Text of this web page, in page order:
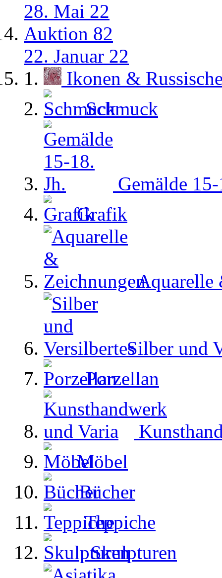
28. Mai 22
Auktion 82
22. Januar 22
Ikonen &
Schmuck
Gemälde
Grafik
Aquarelle
Silber und
Porzellan
Möbel
Bücher
Teppiche
Skulpturen